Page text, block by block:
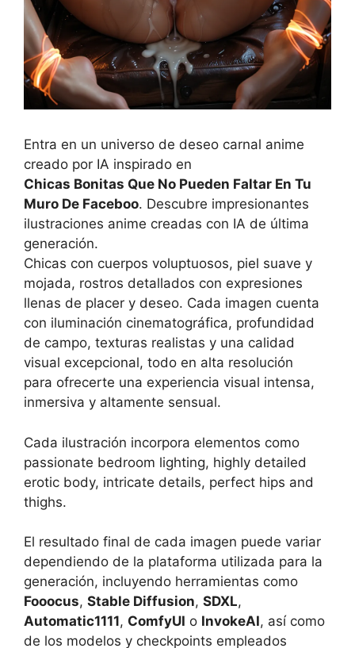
Entra en un universo de deseo carnal anime
creado por IA inspirado en
Chicas Bonitas Que No Pueden Faltar En Tu
Muro De Faceboo. Descubre impresionantes
ilustraciones anime creadas con IA de última
generación.
Chicas con cuerpos voluptuosos, piel suave y
mojada, rostros detallados con expresiones
llenas de placer y deseo. Cada imagen cuenta
con iluminación cinematográfica, profundidad
de campo, texturas realistas y una calidad
visual excepcional, todo en alta resolución
para ofrecerte una experiencia visual intensa,
inmersiva y altamente sensual.
Cada ilustración incorpora elementos como
passionate bedroom lighting, highly detailed
erotic body, intricate details, perfect hips and
thighs.
El resultado final de cada imagen puede variar
dependiendo de la plataforma utilizada para la
generación, incluyendo herramientas como
Fooocus, Stable Diffusion, SDXL,
Automatic1111, ComfyUI o InvokeAI, así como
de los modelos y checkpoints empleados